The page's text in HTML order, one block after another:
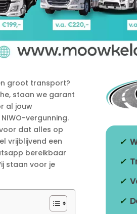
groot transport?
staan we garant
al jouw
vergunning.​
dat alles op
vrijblijvend een
bereikbaar
staan voor je
✓
✓
✓
✓